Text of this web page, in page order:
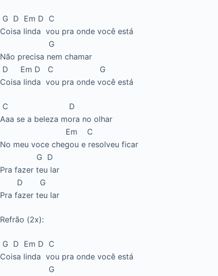
G D Em D C
Coisa linda vou pra onde você está
G
Não precisa nem chamar
D Em D C G
Coisa linda vou pra onde você está
C D
Aaa se a beleza mora no olhar
Em C
No meu voce chegou e resolveu ficar
G D
Pra fazer teu lar
D G
Pra fazer teu lar
Refrão (2x):
G D Em D C
Coisa linda vou pra onde você está
G